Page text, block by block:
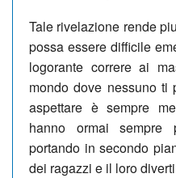
Tale rivelazione rende
possa essere difficile
logorante correre ai
mondo dove nessuno ti
aspettare è sempre
hanno ormai sempre
portando in secondo
dei ragazzi e il loro